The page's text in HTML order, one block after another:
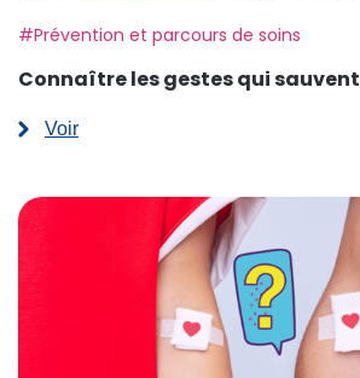
Etiquette:
#Prévention et parcours de soins
Connaître les gestes qui sauvent
Voir
:
gestes
qui
sauvent